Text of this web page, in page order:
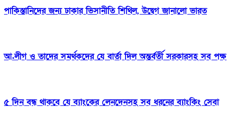
পাকিস্তানিদের জন্য ঢাকার ভিসানীতি শিথিল, উদ্বেগ জানালো ভারত
আ.লীগ ও তাদের সমর্থকদের যে বার্তা দিল অন্তর্বর্তী সরকারসহ সব পক্ষ
৫ দিন বন্ধ থাকবে যে ব্যাংকের লেনদেনসহ সব ধরনের ব‌্যাং‌কিং সেবা